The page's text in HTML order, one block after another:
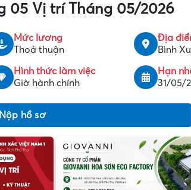
05 Vị trí Tháng 05/2026
Mức lương
Thoả thuận
Địa
Bình
Hình thức làm việc
Giờ hành chính
Hạn
31/05/
Nộp hồ sơ